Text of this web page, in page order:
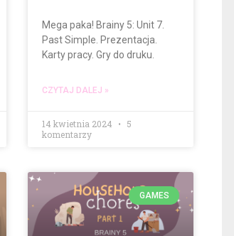
Mega paka! Brainy 5: Unit 7.
Past Simple. Prezentacja.
Karty pracy. Gry do druku.
CZYTAJ DALEJ »
14 kwietnia 2024
5
komentarzy
GAMES